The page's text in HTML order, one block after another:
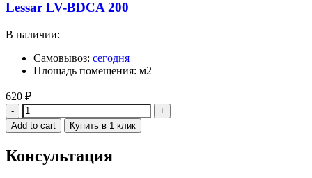
Lessar LV-BDCA 200
В наличии:
Самовывоз: сегодня
Площадь помещения: м2
620 ₽
Quantity
Add to cart Купить в 1 клик
Консультация